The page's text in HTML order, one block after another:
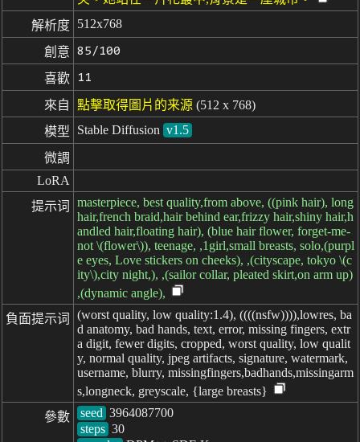
解析度 512x768
創意 85/100
喜歡 11
來自 點擊取得圖片的来源 (512 x 768)
模型
Stable Diffusion v1.5
微調
LoRA
提示词
masterpiece, best quality,from above, ((pink hair), long
hair,french braid,hair behind ear,frizzy hair,shiny hair,h
andled hair,floating hair), (blue hair flower, forget-me-
not \(flower\)), teenage, ,1girl,small breasts, solo,(purpl
e eyes, Love stickers on cheeks), ,(cityscape, tokyo \(c
ity\),city night,), ,(sailor collar, pleated skirt,on arm up)
,(dynamic angle),
負面提示词
(worst quality, low quality:1.4), ((((nsfw)))),lowres, ba
d anatomy, bad hands, text, error, missing fingers, extr
a digit, fewer digits, cropped, worst quality, low qualit
y, normal quality, jpeg artifacts, signature, watermark,
username, blurry, missingfingers,badhands,missingarm
s,longneck, greyscale, {large breasts}
參數
seed
steps